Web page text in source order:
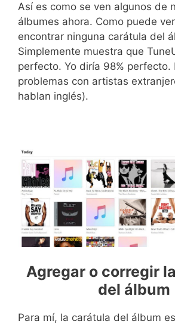
Así es como se ven algunos de
álbumes ahora. Como puede
encontrar ninguna carátula del
Simplemente muestra que
perfecto. Yo diría 98% perfecto.
problemas con artistas
hablan inglés).
Agregar o corregir
del álbum
Para mí, la carátula del álbum